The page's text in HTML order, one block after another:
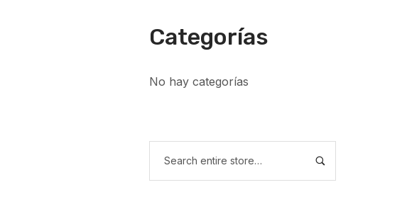
Categorías
No hay categorías